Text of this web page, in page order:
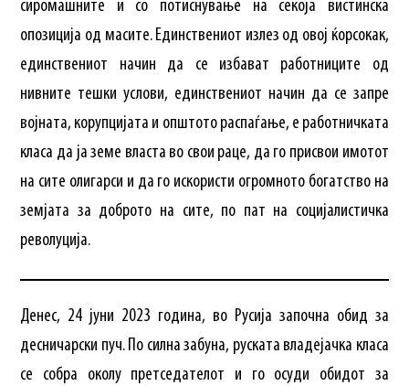
сиромашните и со потиснување на секоја вистинска
опозиција од масите. Единствениот излез од овој ќорсокак,
единствениот начин да се избават работниците од
нивните тешки услови, единствениот начин да се запре
војната, корупцијата и општото распаѓање, е работничката
класа да ја земе власта во свои раце, да го присвои имотот
на сите олигарси и да го искористи огромното богатство на
земјата за доброто на сите, по пат на социјалистичка
револуција.
Денес, 24 јуни 2023 година, во Русија започна обид за
десничарски пуч. По силна забуна, руската владејачка класа
се собра околу претседателот и го осуди обидот за